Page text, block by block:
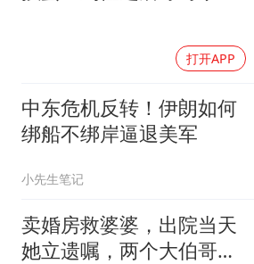
打开APP
中东危机反转！伊朗如何
绑船不绑岸逼退美军
小先生笔记
卖婚房救婆婆，出院当天
她立遗嘱，两个大伯哥傻